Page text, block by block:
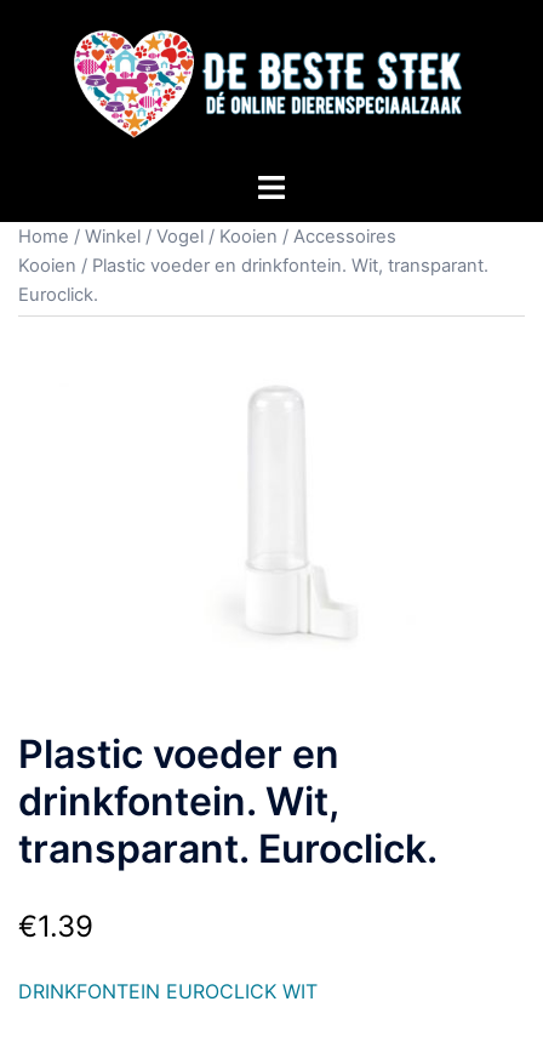
Home / Winkel / Vogel / Kooien / Accessoires
Kooien / Plastic voeder en drinkfontein. Wit, transparant.
Euroclick.
Plastic voeder en
drinkfontein. Wit,
transparant. Euroclick.
€1.39
DRINKFONTEIN EUROCLICK WIT